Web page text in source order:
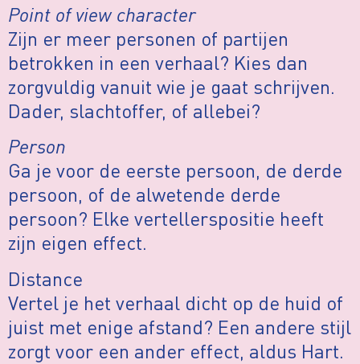
Point of view character
Zijn er meer personen of partijen
betrokken in een verhaal? Kies dan
zorgvuldig vanuit wie je gaat schrijven.
Dader, slachtoffer, of allebei?
Person
Ga je voor de eerste persoon, de derde
persoon, of de alwetende derde
persoon? Elke vertellerspositie heeft
zijn eigen effect.
Distance
Vertel je het verhaal dicht op de huid of
juist met enige afstand? Een andere stijl
zorgt voor een ander effect, aldus Hart.